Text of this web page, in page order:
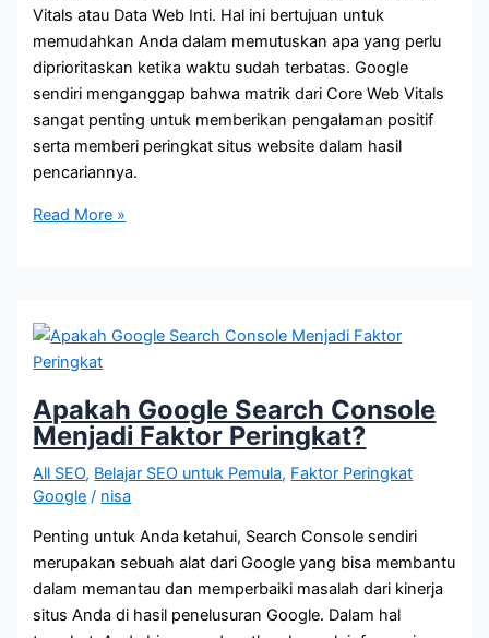
Vitals atau Data Web Inti. Hal ini bertujuan untuk
memudahkan Anda dalam memutuskan apa yang perlu
diprioritaskan ketika waktu sudah terbatas. Google
sendiri menganggap bahwa matrik dari Core Web Vitals
sangat penting untuk memberikan pengalaman positif
serta memberi peringkat situs website dalam hasil
pencariannya.
Tips
dari
Google
Chrome
Read More »
Apakah Google Search Console
Menjadi Faktor Peringkat?
All SEO, Belajar SEO untuk Pemula, Faktor Peringkat
Google / nisa
Penting untuk Anda ketahui, Search Console sendiri
merupakan sebuah alat dari Google yang bisa membantu
dalam memantau dan memperbaiki masalah dari kinerja
situs Anda di hasil penelusuran Google. Dalam hal